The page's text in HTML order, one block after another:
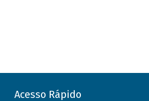
Acesso Rápido